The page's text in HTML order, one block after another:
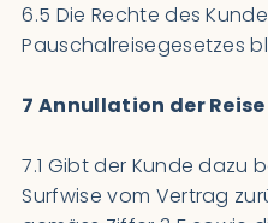
6.5 Die Rechte des
Pauschalreisegesetzes
7 Annullation der
7.1 Gibt der Kunde dazu
Surfwise vom Vertrag